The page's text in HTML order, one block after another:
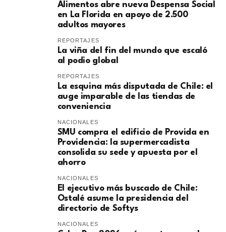
Alimentos abre nueva Despensa Social
en La Florida en apoyo de 2.500
adultos mayores
REPORTAJES
La viña del fin del mundo que escaló
al podio global
REPORTAJES
La esquina más disputada de Chile: el
auge imparable de las tiendas de
conveniencia
NACIONALES
SMU compra el edificio de Provida en
Providencia: la supermercadista
consolida su sede y apuesta por el
ahorro
NACIONALES
El ejecutivo más buscado de Chile:
Ostalé asume la presidencia del
directorio de Softys
NACIONALES